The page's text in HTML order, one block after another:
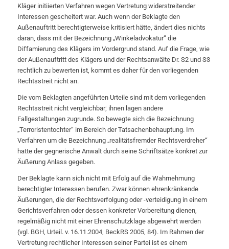
Kläger initiierten Verfahren wegen Vertretung widerstreitender
Interessen gescheitert war. Auch wenn der Beklagte den
Außenauftritt berechtigterweise kritisiert hätte, ändert dies nichts
daran, dass mit der Bezeichnung „Winkeladvokatur“ die
Diffamierung des Klägers im Vordergrund stand. Auf die Frage, wie
der Außenauftritt des Klägers und der Rechtsanwälte Dr. S2 und S3
rechtlich zu bewerten ist, kommt es daher für den vorliegenden
Rechtsstreit nicht an.
Die vom Beklagten angeführten Urteile sind mit dem vorliegenden
Rechtsstreit nicht vergleichbar; ihnen lagen andere
Fallgestaltungen zugrunde. So bewegte sich die Bezeichnung
„Terroristentochter“ im Bereich der Tatsachenbehauptung. Im
Verfahren um die Bezeichnung „realitätsfremder Rechtsverdreher“
hatte der gegnerische Anwalt durch seine Schriftsätze konkret zur
Äußerung Anlass gegeben.
Der Beklagte kann sich nicht mit Erfolg auf die Wahrnehmung
berechtigter Interessen berufen. Zwar können ehrenkränkende
Äußerungen, die der Rechtsverfolgung oder -verteidigung in einem
Gerichtsverfahren oder dessen konkreter Vorbereitung dienen,
regelmäßig nicht mit einer Ehrenschutzklage abgewehrt werden
(vgl. BGH, Urteil. v. 16.11.2004, BeckRS 2005, 84). Im Rahmen der
Vertretung rechtlicher Interessen seiner Partei ist es einem